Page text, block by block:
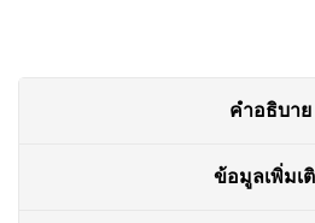
คำอธิบาย
ข้อมูลเพิ่มเ